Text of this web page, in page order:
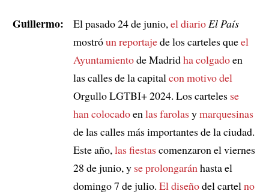
Guillermo: El pasado 24 de junio, el diario El País
mostróun reportajede los carteles queel
Ayuntamientode Madridha colgadoen
las calles de la capital con motivo del
Orgullo LGTBI+ 2024. Los carteles se
han colocadoen las farolasymarquesinas
de las calles más importantes de la ciudad.
Este año, las fiestascomenzaron el viernes
28 de junio, y se prolongarán hasta el
domingo 7 de julio. El diseñodel cartel no